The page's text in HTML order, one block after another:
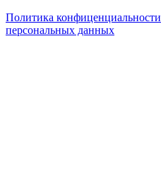
Политика конфиценциальности
персональных данных